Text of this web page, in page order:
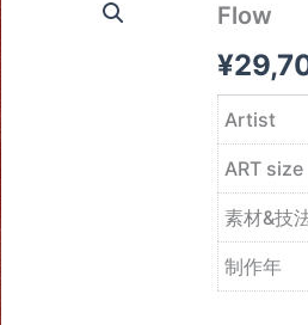
Flow
¥
Artist
ART size
素材&技
制作年